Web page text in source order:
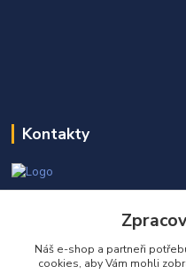
Kontakty
+420 605 298 968
info@globalelektro.cz
Náš e-shop a partneři
cookies, aby Vám mohli